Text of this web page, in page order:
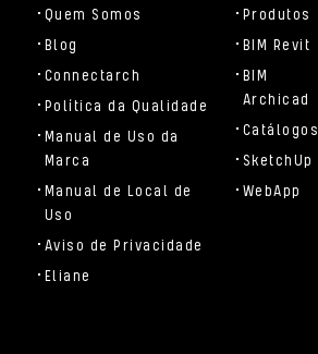
Quem Somos
Blog
Connectarch
Política da Qualidade
Manual de Uso da
Marca
Manual de Local de
Uso
Aviso de Privacidade
Eliane
Produtos
BIM Revit
BIM
Archicad
Catálogos
SketchUp
WebApp